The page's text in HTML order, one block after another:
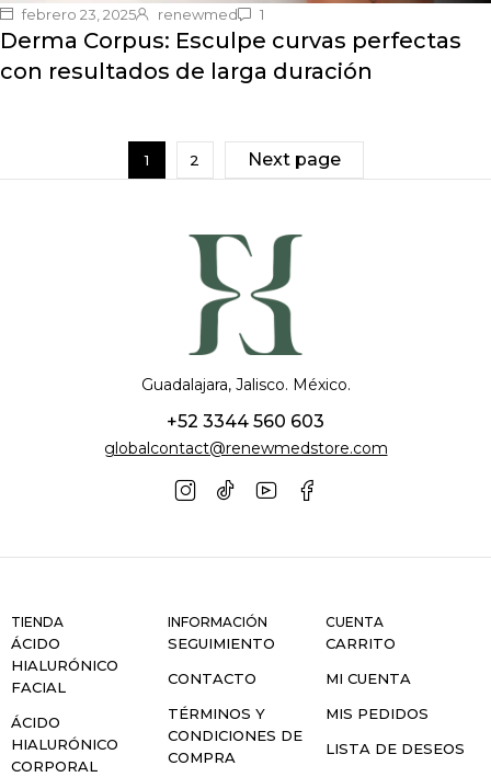
febrero 23, 2025 renewmed 1
Derma Corpus: Esculpe curvas perfectas
con resultados de larga duración
1 2 Next page
Guadalajara, Jalisco. México.
+52 3344 560 603
globalcontact@renewmedstore.com
TIENDA
ÁCIDO
HIALURÓNICO
FACIAL
ÁCIDO
HIALURÓNICO
CORPORAL
INFORMACIÓN
SEGUIMIENTO
CONTACTO
TÉRMINOS Y
CONDICIONES DE
COMPRA
CUENTA
CARRITO
MI CUENTA
MIS PEDIDOS
LISTA DE DESEOS